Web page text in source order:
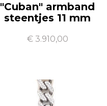
"Cuban" armband
steentjes 11 mm
€ 3.910,00